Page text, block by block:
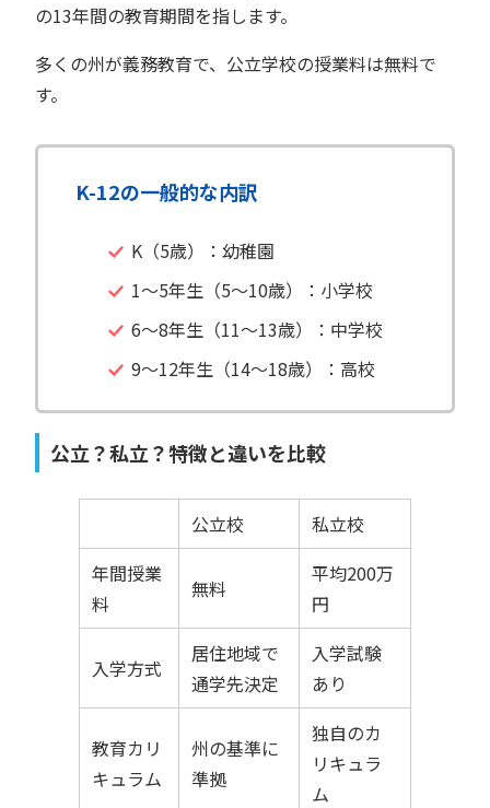
の13年間の教育期間を指します。
多くの州が義務教育で、公立学校の授業料は無料で
す。
K-12の一般的な内訳
K（5歳）：幼稚園
1～5年生（5～10歳）：小学校
6～8年生（11～13歳）：中学校
9～12年生（14～18歳）：高校
公立？私立？特徴と違いを比較
公立校
私立校
年間授業
料
無料
平均200万
円
入学方式
居住地域で
通学先決定
入学試験
あり
教育カリ
キュラム
州の基準に
準拠
独自のカ
リキュラ
ム